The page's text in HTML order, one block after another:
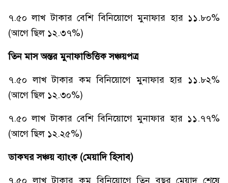
৭.৫০ লাখ টাকার বেশি বিনিয়োগে মুনাফার হার ১১.৮০%
(আগে ছিল ১২.৩৭%)
তিন মাস অন্তর মুনাফাভিত্তিক সঞ্চয়পত্র
৭.৫০ লাখ টাকার কম বিনিয়োগে মুনাফার হার ১১.৮২%
(আগে ছিল ১২.৩০%)
৭.৫০ লাখ টাকার বেশি বিনিয়োগে মুনাফার হার ১১.৭৭%
(আগে ছিল ১২.২৫%)
ডাকঘর সঞ্চয় ব্যাংক (মেয়াদি হিসাব)
৭.৫০ লাখ টাকার কম বিনিয়োগে তিন বছর মেয়াদ শেষে